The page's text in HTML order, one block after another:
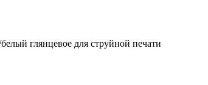
глянцевое для струйной печати